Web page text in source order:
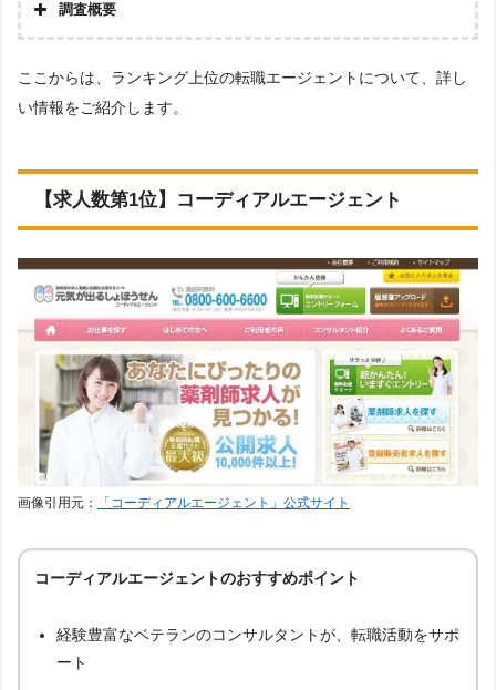
アプロドットコム
ファーネットキャリア 164
お仕事ラボ 106
リクナビ薬剤師 95
薬剤師ワーカー 85
CME薬剤師 82
エクスファルマ 67
MCファーマネット
調査概要
調査対象とした転職エ
ージェントについて
Googleで「薬剤師 転職エージェント」という検索
する求人数をカウントしました。
調査日 求人数ランキングの上部に記載
ここからは、ランキング上位の転職エージェントについて、詳し
い情報をご紹介します。
【求人数第1位】コーディアルエージェント
画像引用元： 「コーディアルエージェント」公式サイト
コーディアルエージェントのおすすめポイント
経験豊富なベテランのコンサルタントが、転職活動をサポ
ート